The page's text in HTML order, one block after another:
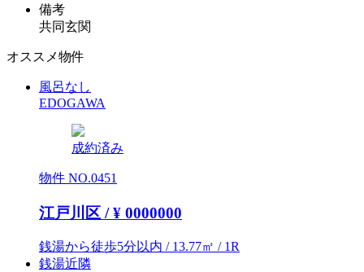
備考
共同玄関
オススメ物件
風呂なし
EDOGAWA
成約済み
物件 NO.0451
江戸川区 / ¥ 0000000
銭湯から徒歩5分以内 / 13.77㎡ / 1R
銭湯近隣